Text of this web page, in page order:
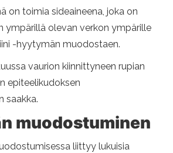
on toimia sideaineena, joka on
ympärillä olevan verkon ympärille
-hyytymän muodostaen.
vaurion kiinnittyneen rupian
epiteelikudoksen
saakka.
muodostuminen
liittyy lukuisia